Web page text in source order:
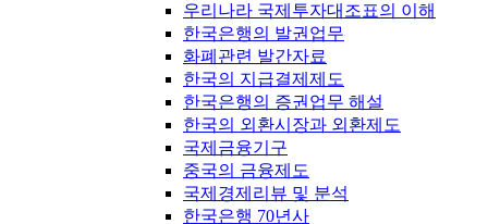
우리나라 국제투자대조표의 이해
한국은행의 발권업무
화폐관련 발간자료
한국의 지급결제제도
한국은행의 증권업무 해설
한국의 외환시장과 외환제도
국제금융기구
중국의 금융제도
국제경제리뷰 및 분석
한국은행 70년사